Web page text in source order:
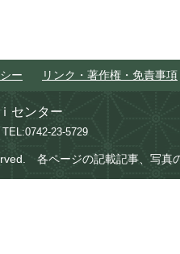
ー リンク・著作権・免責事項
センター
TEL:0742-23-5729
各ページの記載記事、写真